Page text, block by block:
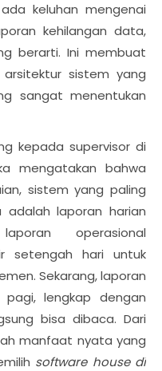
keluhan mengenai
kehilangan data,
berarti. Ini membuat
sistem yang
sangat menentukan
kepada supervisor di
mengatakan bahwa
sistem yang paling
adalah laporan harian
operasional
setengah hari untuk
Sekarang, laporan
lengkap dengan
bisa dibaca. Dari
manfaat nyata yang
software house di